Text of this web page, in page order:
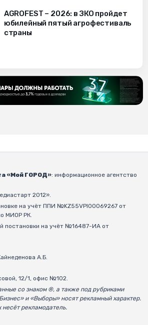
AGROFEST – 2026: в ЗКО пройдет
юбилейный пятый агрофестиваль
страны
«Мой ГОРОД»: информационное агентство
2012».
на учёт ППИ №KZ55VPI00069267 от
МИОР РК.
постановки на учёт №16487-ИА от
А.Б.
12/1, офис №102.
со знаком ®, а также под рубриками
и «Выборы» носят рекламный характер.
несёт рекламодатель.